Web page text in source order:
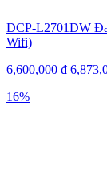
DCP‑L2701DW
Wifi)
6,600,000 ₫
16%